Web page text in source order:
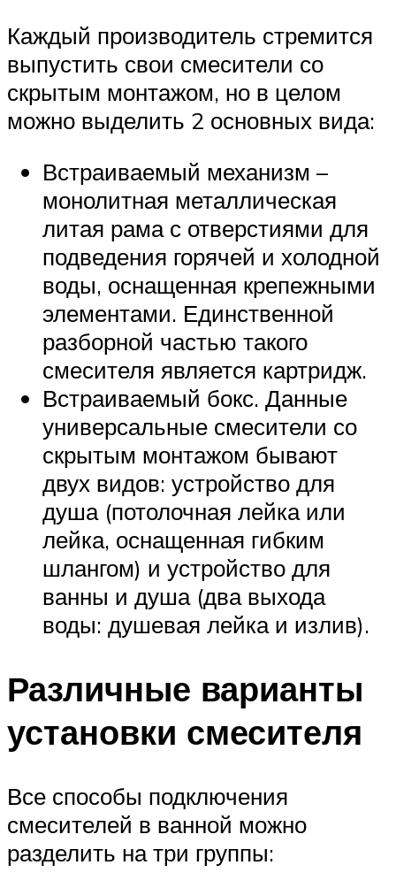
Каждый производитель стремится
выпустить свои смесители со
скрытым монтажом, но в целом
можно выделить 2 основных вида:
Встраиваемый механизм –
монолитная металлическая
литая рама с отверстиями для
подведения горячей и холодной
воды, оснащенная крепежными
элементами. Единственной
разборной частью такого
смесителя является картридж.
Встраиваемый бокс. Данные
универсальные смесители со
скрытым монтажом бывают
двух видов: устройство для
душа (потолочная лейка или
лейка, оснащенная гибким
шлангом) и устройство для
ванны и душа (два выхода
воды: душевая лейка и излив).
Различные варианты
установки смесителя
Все способы подключения
смесителей в ванной можно
разделить на три группы: